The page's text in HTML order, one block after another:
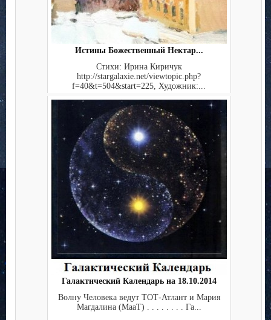
Истины Божественный Нектар...
Стихи: Ирина Киричук
http://stargalaxie.net/viewtopic.php?
f=40&t=504&start=225, Художник:...
Галактический Календарь на 18.10.2014
Волну Человека ведут ТОТ-Атлант и Мария
Магдалина (МааТ) . . . . . . . . Га...